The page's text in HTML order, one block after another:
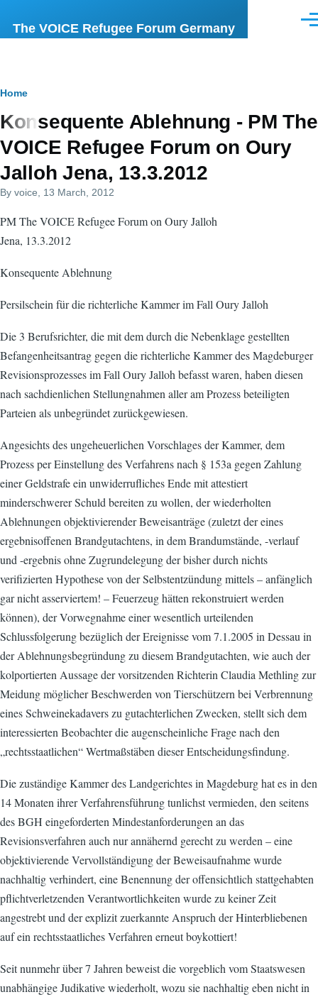
The VOICE Refugee Forum Germany
Breadcrumb
Home
Konsequente Ablehnung - PM The
VOICE Refugee Forum on Oury
Jalloh Jena, 13.3.2012
By voice , 13 March, 2012
PM The VOICE Refugee Forum on Oury Jalloh
Jena, 13.3.2012
Konsequente Ablehnung
Persilschein für die richterliche Kammer im Fall Oury Jalloh
Die 3 Berufsrichter, die mit dem durch die Nebenklage gestellten
Befangenheitsantrag gegen die richterliche Kammer des Magdeburger
Revisionsprozesses im Fall Oury Jalloh befasst waren, haben diesen
nach sachdienlichen Stellungnahmen aller am Prozess beteiligten
Parteien als unbegründet zurückgewiesen.
Angesichts des ungeheuerlichen Vorschlages der Kammer, dem
Prozess per Einstellung des Verfahrens nach § 153a gegen Zahlung
einer Geldstrafe ein unwiderrufliches Ende mit attestiert
minderschwerer Schuld bereiten zu wollen, der wiederholten
Ablehnungen objektivierender Beweisanträge (zuletzt der eines
ergebnisoffenen Brandgutachtens, in dem Brandumstände, -verlauf
und -ergebnis ohne Zugrundelegung der bisher durch nichts
verifizierten Hypothese von der Selbstentzündung mittels – anfänglich
gar nicht asserviertem! – Feuerzeug hätten rekonstruiert werden
können), der Vorwegnahme einer wesentlich urteilenden
Schlussfolgerung bezüglich der Ereignisse vom 7.1.2005 in Dessau in
der Ablehnungsbegründung zu diesem Brandgutachten, wie auch der
kolportierten Aussage der vorsitzenden Richterin Claudia Methling zur
Meidung möglicher Beschwerden von Tierschützern bei Verbrennung
eines Schweinekadavers zu gutachterlichen Zwecken, stellt sich dem
interessierten Beobachter die augenscheinliche Frage nach den
„rechtsstaatlichen“ Wertmaßstäben dieser Entscheidungsfindung.
Die zuständige Kammer des Landgerichtes in Magdeburg hat es in den
14 Monaten ihrer Verfahrensführung tunlichst vermieden, den seitens
des BGH eingeforderten Mindestanforderungen an das
Revisionsverfahren auch nur annähernd gerecht zu werden – eine
objektivierende Vervollständigung der Beweisaufnahme wurde
nachhaltig verhindert, eine Benennung der offensichtlich stattgehabten
pflichtverletzenden Verantwortlichkeiten wurde zu keiner Zeit
angestrebt und der explizit zuerkannte Anspruch der Hinterbliebenen
auf ein rechtsstaatliches Verfahren erneut boykottiert!
Seit nunmehr über 7 Jahren beweist die vorgeblich vom Staatswesen
unabhängige Judikative wiederholt, wozu sie nachhaltig eben nicht in